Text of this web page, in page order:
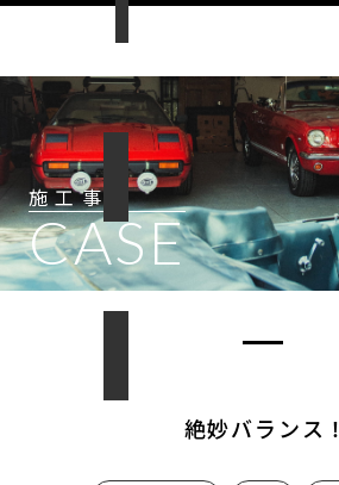
施工事例
CASE
絶妙バランス！